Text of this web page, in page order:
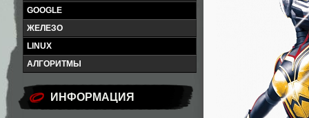
GOOGLE
ЖЕЛЕЗО
LINUX
АЛГОРИТМЫ
ИНФОРМАЦИЯ